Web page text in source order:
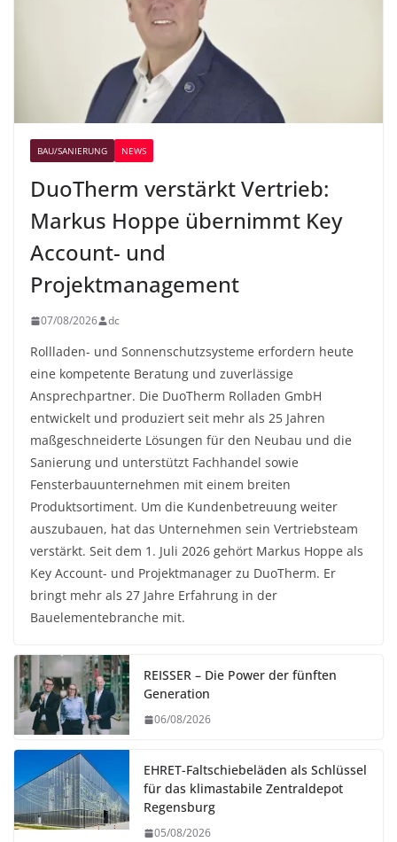
BAU/SANIERUNG NEWS
DuoTherm verstärkt Vertrieb:
Markus Hoppe übernimmt Key
Account- und
Projektmanagement
07/08/2026 dc
Rollladen- und Sonnenschutzsysteme erfordern heute
eine kompetente Beratung und zuverlässige
Ansprechpartner. Die DuoTherm Rolladen GmbH
entwickelt und produziert seit mehr als 25 Jahren
maßgeschneiderte Lösungen für den Neubau und die
Sanierung und unterstützt Fachhandel sowie
Fensterbauunternehmen mit einem breiten
Produktsortiment. Um die Kundenbetreuung weiter
auszubauen, hat das Unternehmen sein Vertriebsteam
verstärkt. Seit dem 1. Juli 2026 gehört Markus Hoppe als
Key Account- und Projektmanager zu DuoTherm. Er
bringt mehr als 27 Jahre Erfahrung in der
Bauelementebranche mit.
REISSER – Die Power der fünften
Generation
06/08/2026
EHRET-Faltschiebeläden als Schlüssel
für das klimastabile Zentraldepot
Regensburg
05/08/2026